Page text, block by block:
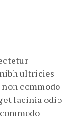
ultricies
commodo
lacinia odio